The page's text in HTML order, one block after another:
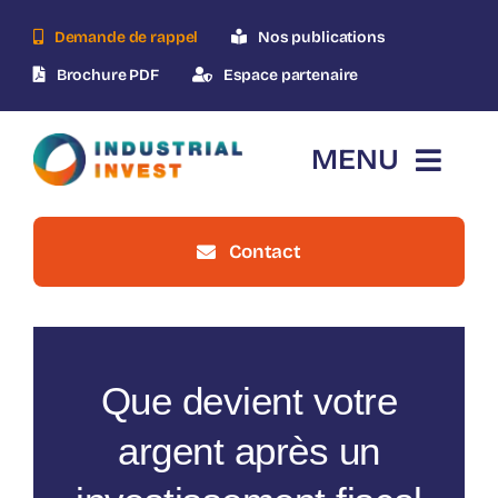
content
Demande de rappel
Nos publications
Brochure PDF
Espace partenaire
MENU
Qui-sommes-nous ?
Le dispositif
Nos opérations
Contact
Que devient votre
argent après un